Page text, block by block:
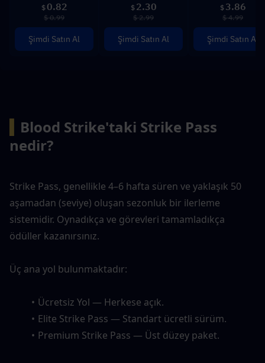
$ 0.82
$ 0.99
Şimdi Satın Al
$ 2.30
$ 2.99
Şimdi Satın Al
$ 3.86
$ 4.99
Şimdi Satın Al
Blood Strike'taki Strike Pass
nedir?
Strike Pass, genellikle 4–6 hafta süren ve yaklaşık 50
aşamadan (seviye) oluşan sezonluk bir ilerleme
sistemidir. Oynadıkça ve görevleri tamamladıkça
ödüller kazanırsınız.
Üç ana yol bulunmaktadır:
Ücretsiz Yol — Herkese açık.
Elite Strike Pass — Standart ücretli sürüm.
Premium Strike Pass — Üst düzey paket.